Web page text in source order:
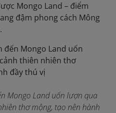
Mongo Land – điểm
đậm phong cách Mông
Mongo Land uốn lượn qua
thơ mộng, tạo nên hành